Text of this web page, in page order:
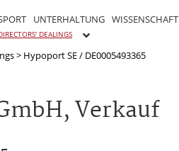
UNTERHALTUNG WISSENSCHAFT
DEALINGS
> Hypoport SE / DE0005493365
Verkauf